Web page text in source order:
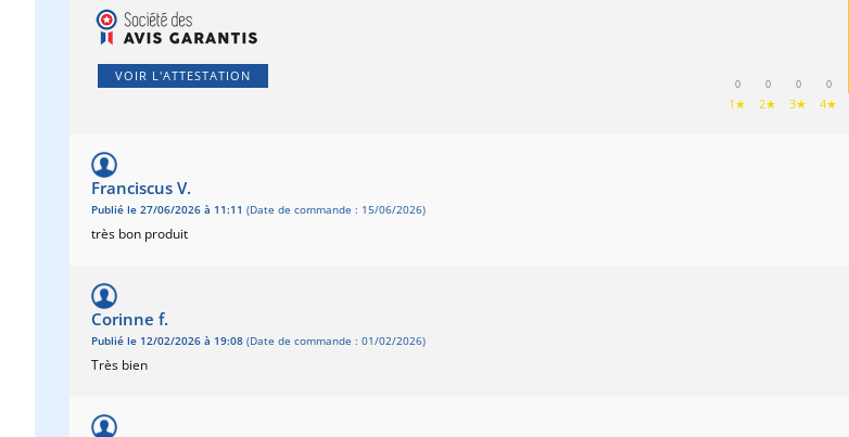
VOIR L'ATTESTATION
0
1★
0
2★
0
3★
0
4★
Franciscus V.
Publié le 27/06/2026 à 11:11 (Date de commande : 15/06/2026)
très bon produit
Corinne f.
Publié le 12/02/2026 à 19:08 (Date de commande : 01/02/2026)
Très bien